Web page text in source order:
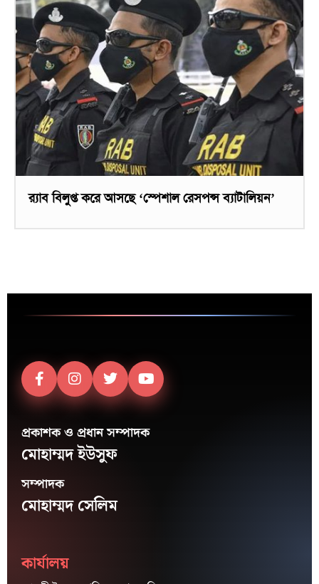
র‌্যাব বিলুপ্ত করে আসছে ‘স্পেশাল রেসপন্স ব্যাটালিয়ন’
প্রকাশক ও প্রধান সম্পাদক
মোহাম্মদ ইউসুফ
সম্পাদক
মোহাম্মদ সেলিম
কার্যালয়